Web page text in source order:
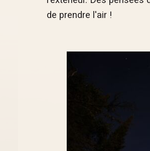
de prendre l'air !